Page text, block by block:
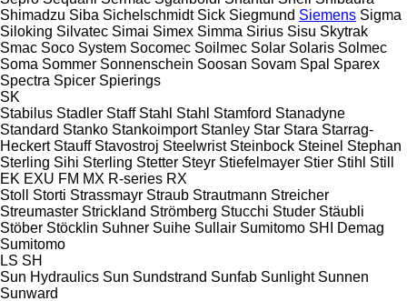
Shimadzu Siba Sichelschmidt Sick Siegmund Siemens Sigma
Siloking Silvatec Simai Simex Simma Sirius Sisu Skytrak
Smac Soco System Socomec Soilmec Solar Solaris Solmec
Soma Sommer Sonnenschein Soosan Sovam Spal Sparex
Spectra Spicer Spierings
SK
Stabilus Stadler Staff Stahl Stahl Stamford Stanadyne
Standard Stanko Stankoimport Stanley Star Stara Starrag-
Heckert Stauff Stavostroj Steelwrist Steinbock Steinel Stephan
Sterling Sihi Sterling Stetter Steyr Stiefelmayer Stier Stihl Still
EK EXU FM MX R-series RX
Stoll
Storti Strassmayr Straub Strautmann Streicher
Streumaster Strickland Strömberg Stucchi Studer Stäubli
Stöber Stöcklin Suhner Suihe Sullair Sumitomo SHI Demag
Sumitomo
LS SH
Sun Hydraulics Sun Sundstrand Sunfab Sunlight Sunnen
Sunward